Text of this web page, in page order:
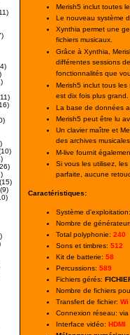
(15)
(9)
Merish5 inclut toutes
Le nouveau système
Xynthia permet une
fichiers musicaux.
Grâce à Xynthia,
différentes sessions
fonctionnalités que
Merish5 inclut tous les
est dix fois plus grand.
La base de données
Merish5 peut être lu
Un clavier maître et
des archives
M-live fournit
Si vous les utilisez,
parfaite, aucune
Caractéristiques:
Système d'exploitation:
Nombre de
Total polyphonie: 240
Sons et timbres: 512
Kit de batterie: 58
Percussions: 589
Fichiers gérés:
Nombre de fichiers
Transfert de fichier:
Connexion réseau: via
Interface vidéo: HDMI